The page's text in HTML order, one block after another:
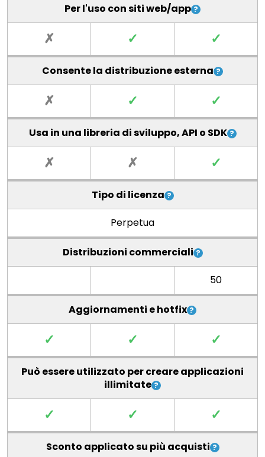
Per l'uso con siti web/app
✗ ✓ ✓
Consente la distribuzione esterna
✗ ✓ ✓
Usa in una libreria di sviluppo, API o SDK
✗ ✗ ✓
Tipo di licenza
Perpetua
Distribuzioni commerciali
50
Aggiornamenti e hotfix
✓ ✓ ✓
Può essere utilizzato per creare applicazioni
illimitate
✓ ✓ ✓
Sconto applicato su più acquisti